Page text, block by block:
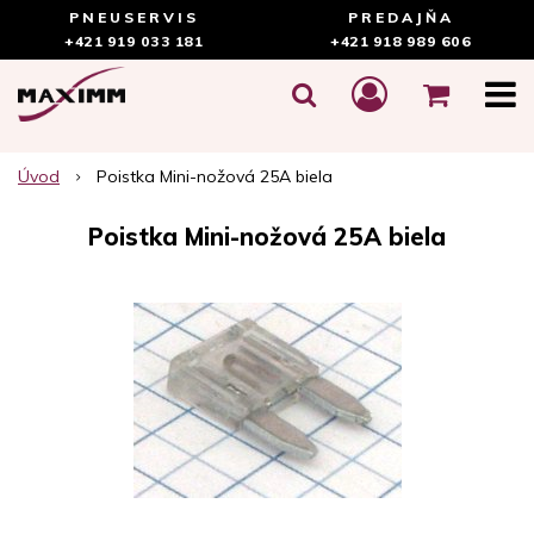
PNEUSERVIS
+421 919 033 181
PREDAJŇA
+421 918 989 606
Úvod Poistka Mini-nožová 25A biela
Poistka Mini-nožová 25A biela